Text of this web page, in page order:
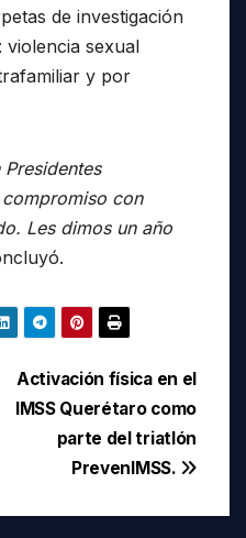
de investigación
violencia sexual
y por
con
Les dimos un año
Activación física en el
IMSS Querétaro como
parte del triatlón
PrevenIMSS.